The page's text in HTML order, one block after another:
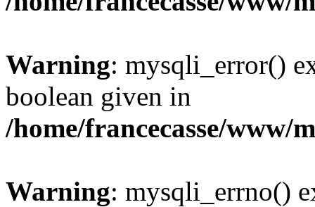
Warning: mysqli_error()
boolean given in
/home/francecasse/www/
Warning: mysqli_errno()